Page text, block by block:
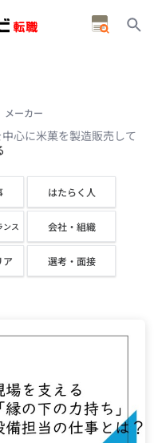
メーカー
心に米菓を製造販売して
はたらく人
ンス 会社・組織
ア 選考・面接